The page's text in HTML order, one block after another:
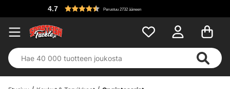
4.7 Perustuu 2732 ääneen